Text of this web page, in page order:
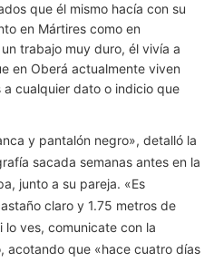
que él mismo hacía con su
en Mártires como en
trabajo muy duro, él vivía a
en Oberá actualmente viven
cualquier dato o indicio que
y pantalón negro», detalló la
sacada semanas antes en la
junto a su pareja. «Es
claro y 1.75 metros de
lo ves, comunicate con la
acotando que «hace cuatro días